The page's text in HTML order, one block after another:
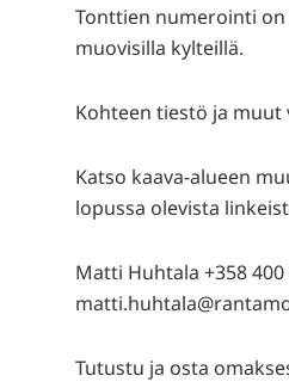
Tonttien numerointi
muovisilla kylteillä.
Kohteen tiestö ja
Katso kaava-alueen
lopussa olevista
Matti Huhtala +358 400
Tutustu ja osta